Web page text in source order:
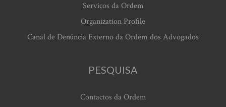
Serviços da Ordem
Organization Profile
Canal de Denúncia Externo da Ordem dos Advogados
PESQUISA
Contactos da Ordem